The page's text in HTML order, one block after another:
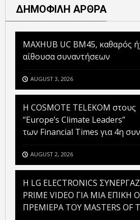
ΔΗΜΟΦΙΛΗ ΑΡΘΡΑ
MAXHUB UC BM45, καθαρός
αίθουσα συναντήσεων
AUGUST 3, 2026
Η COSMOTE TELEKOM στους
“Europe’s Climate Leaders”
των Financial Times για 4η
AUGUST 2, 2026
H LG ELECTRONICS
PRIME VIDEO ΓΙΑ ΜΙΑ ΕΠΙΚΗ
ΠΡΕΜΙΕΡΑ ΤΟΥ MASTERS OF